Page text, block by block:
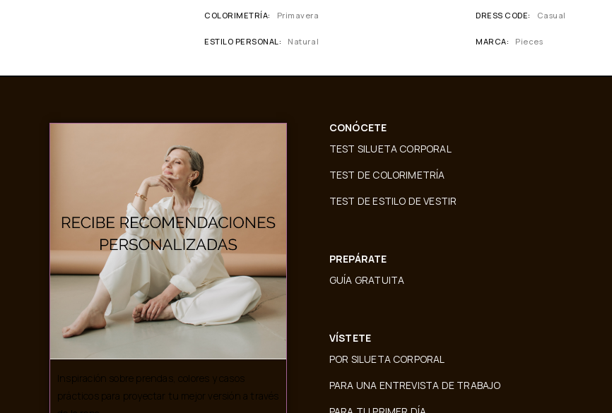
COLORIMETRÍA Primavera DRESS CODE Casual
ESTILO PERSONAL Natural MARCA Pieces
Inspiración sobre prendas, colores y casos
prácticos para proyectar tu mejor versión a través
CONÓCETE
TEST SILUETA CORPORAL
TEST DE COLORIMETRÍA
TEST DE ESTILO DE VESTIR
PREPÁRATE
GUÍA GRATUITA
VÍSTETE
POR SILUETA CORPORAL
PARA UNA ENTREVISTA DE TRABAJO